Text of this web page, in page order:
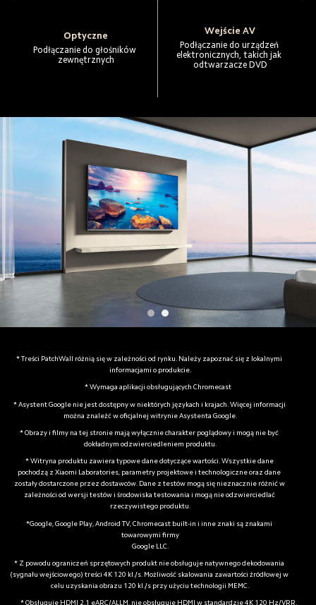
Optyczne
Podłączanie do głośników
zewnętrznych
Wejście AV
Podłączanie do urządzeń
elektronicznych, takich jak
odtwarzacze DVD
* Treści PatchWall różnią się w zależności od rynku. Należy zapoznać się z lokalnymi
informacjami o produkcie.
* Wymaga aplikacji obsługujących Chromecast
* Asystent Google nie jest dostępny w niektórych językach i krajach. Więcej informacji
można znaleźć w oficjalnej witrynie Asystenta Google.
* Obrazy i filmy na tej stronie mają wyłącznie charakter poglądowy i mogą nie być
dokładnym odzwierciedleniem produktu.
* Witryna produktu zawiera typowe dane dotyczące wartości. Wszystkie dane
pochodzą z Xiaomi Laboratories, parametry projektowe i technologiczne oraz dane
zostały dostarczone przez dostawców. Dane z testów mogą się nieznacznie różnić w
zależności od wersji testów i środowiska testowania i mogą nie odzwierciedlać
rzeczywistego produktu.
*Google, Google Play, Android TV, Chromecast built-in i inne znaki są znakami
towarowymi firmy
Google LLC.
* Z powodu ograniczeń sprzętowych produkt nie obsługuje natywnego dekodowania
(sygnału wejściowego) treści 4K 120 kl./s. Możliwość skalowania zawartości źródłowej w
celu uzyskania obrazu 120 kl./s przy użyciu technologii MEMC.
* Obsługuje HDMI 2.1 eARC/ALLM, nie obsługuje HDMI w standardzie 4K 120 Hz/VRR.